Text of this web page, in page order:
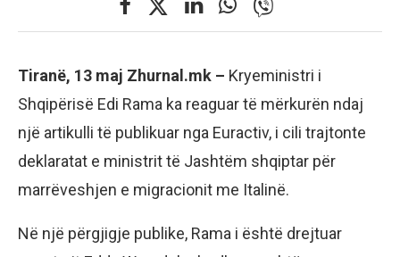
Tiranë, 13 maj Zhurnal.mk – Kryeministri i
Shqipërisë Edi Rama ka reaguar të mërkurën ndaj
një artikulli të publikuar nga Euractiv, i cili trajtonte
deklaratat e ministrit të Jashtëm shqiptar për
marrëveshjen e migracionit me Italinë.
Në një përgjigje publike, Rama i është drejtuar